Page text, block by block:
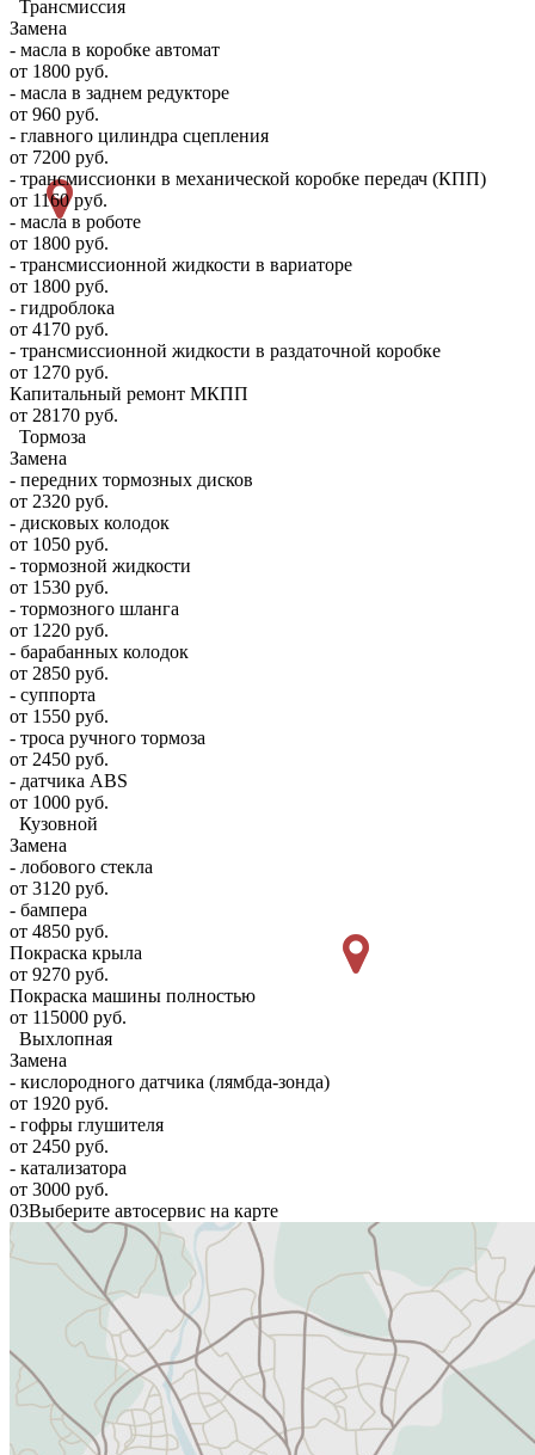
Трансмиссия
Замена
- масла в коробке автомат
от 1800 руб.
- масла в заднем редукторе
от 960 руб.
- главного цилиндра сцепления
от 7200 руб.
- трансмиссионки в механической коробке передач (КПП)
от 1160 руб.
- масла в роботе
от 1800 руб.
- трансмиссионной жидкости в вариаторе
от 1800 руб.
- гидроблока
от 4170 руб.
- трансмиссионной жидкости в раздаточной коробке
от 1270 руб.
Капитальный ремонт МКПП
от 28170 руб.
Тормоза
Замена
- передних тормозных дисков
от 2320 руб.
- дисковых колодок
от 1050 руб.
- тормозной жидкости
от 1530 руб.
- тормозного шланга
от 1220 руб.
- барабанных колодок
от 2850 руб.
- суппорта
от 1550 руб.
- троса ручного тормоза
от 2450 руб.
- датчика ABS
от 1000 руб.
Кузовной
Замена
- лобового стекла
от 3120 руб.
- бампера
от 4850 руб.
Покраска крыла
от 9270 руб.
Покраска машины полностью
от 115000 руб.
Выхлопная
Замена
- кислородного датчика (лямбда-зонда)
от 1920 руб.
- гофры глушителя
от 2450 руб.
- катализатора
от 3000 руб.
03Выберите автосервис на карте